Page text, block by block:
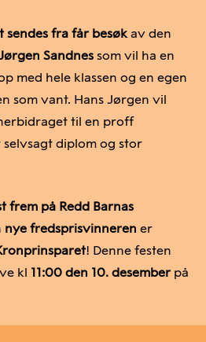
sendes fra får besøkav den
Sandnes som vil ha en
med hele klassen og en egen
som vant. Hans Jørgen vil
til en proff
diplom og stor
på Redd Barnas
nye fredsprisvinneren er
! Denne festen
kl 11:00 den 10. desember på